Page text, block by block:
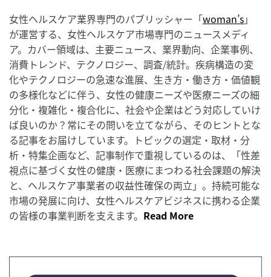
女性ヘルスケア業界専門のパブリッシャー「woman’s」
が運営する、女性ヘルスケア市場専門のニュースメディ
ア。カバー領域は、主要ニュース、業界動向、企業事例、
消費トレンド、テクノロジー、調査/統計。疾病構造の変
化やテクノロジーの急速な進展、生き方・働き方・価値観
の多様化などに伴う、女性の健康ニーズや医療ニーズの細
分化・複雑化・複合化に、社会や企業はどう対応していけ
ば良いのか？常にその問いを立てながら、そのヒントとな
る記事をお届けしています。トピックの選定・取材・分
析・特集企画など、記事制作で重視しているのは、「性差
視点に基づく女性の健康・医療にまつわる社会課題の解決
と、ヘルスケア事業者の収益性確保の両立」。持続可能な
市場の発展に向け、女性ヘルスケアビジネスに携わる企業
の皆様の事業判断を支えます。 Read More